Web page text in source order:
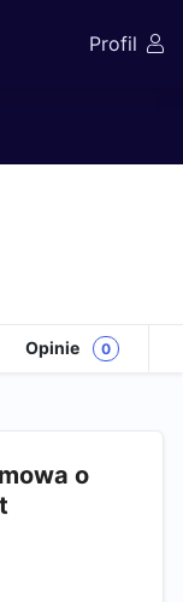
Profil
Opinie 0
o